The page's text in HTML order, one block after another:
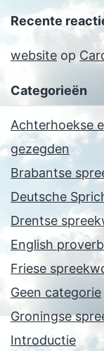
Recente
website op
Categorieën
Achterhoekse
gezegden
Brabantse
Deutsche
Drentse
English
Friese
Geen categorie
Groningse
Introductie